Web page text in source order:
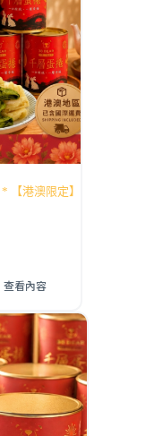
【港澳限定】
查看內容